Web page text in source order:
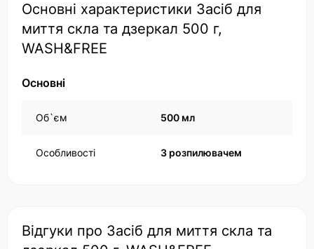
Основні характеристики Засіб для
миття скла та дзеркал 500 г,
WASH&FREE
Основні
Об`єм 500 мл
Особливості З розпилювачем
Відгуки про Засіб для миття скла та